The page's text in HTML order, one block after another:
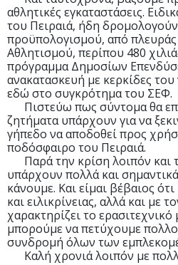
αθλητικές εγκαταστάσεις.
του Πειραιά, ήδη
προϋπολογισμού, από πλευράς
Αθλητισμού, περίπου 480
πρόγραμμα Δημοσίων
ανακατασκευή με κερκίδες
εδώ στο συγκρότημα του ΣΕΦ.
Πιστεύω πως σύντομα θα
ζητήματα υπάρχουν για να
γήπεδο να αποδοθεί προς
ποδόσφαιρο του Πειραιά.
Παρά την κρίση λοιπόν και
υπάρχουν πολλά και
κάνουμε. Και είμαι βέβαιος
και ειλικρίνειας, αλλά και με
χαρακτηρίζει το
μπορούμε να πετύχουμε
συνδρομή όλων των
Καλή χρονιά λοιπόν με